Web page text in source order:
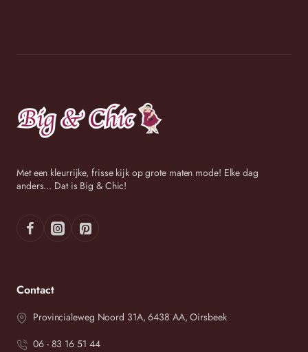
Met een kleurrijke, frisse kijk op grote maten mode! Elke dag
anders... Dat is Big & Chic!
Contact
Provincialeweg Noord 31A, 6438 AA, Oirsbeek
06 - 83 16 51 44